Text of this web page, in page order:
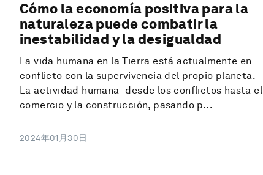
Cómo la economía positiva para la
naturaleza puede combatir la
inestabilidad y la desigualdad
La vida humana en la Tierra está actualmente en
conflicto con la supervivencia del propio planeta.
La actividad humana -desde los conflictos hasta el
comercio y la construcción, pasando p...
2024年01月30日